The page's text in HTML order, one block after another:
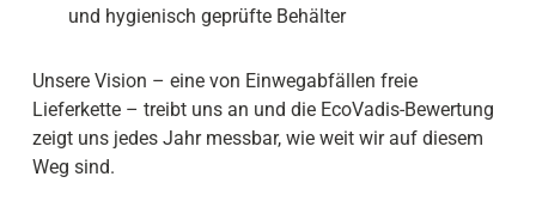
und hygienisch geprüfte Behälter
Unsere Vision – eine von Einwegabfällen freie
Lieferkette – treibt uns an und die EcoVadis-Bewertung
zeigt uns jedes Jahr messbar, wie weit wir auf diesem
Weg sind.